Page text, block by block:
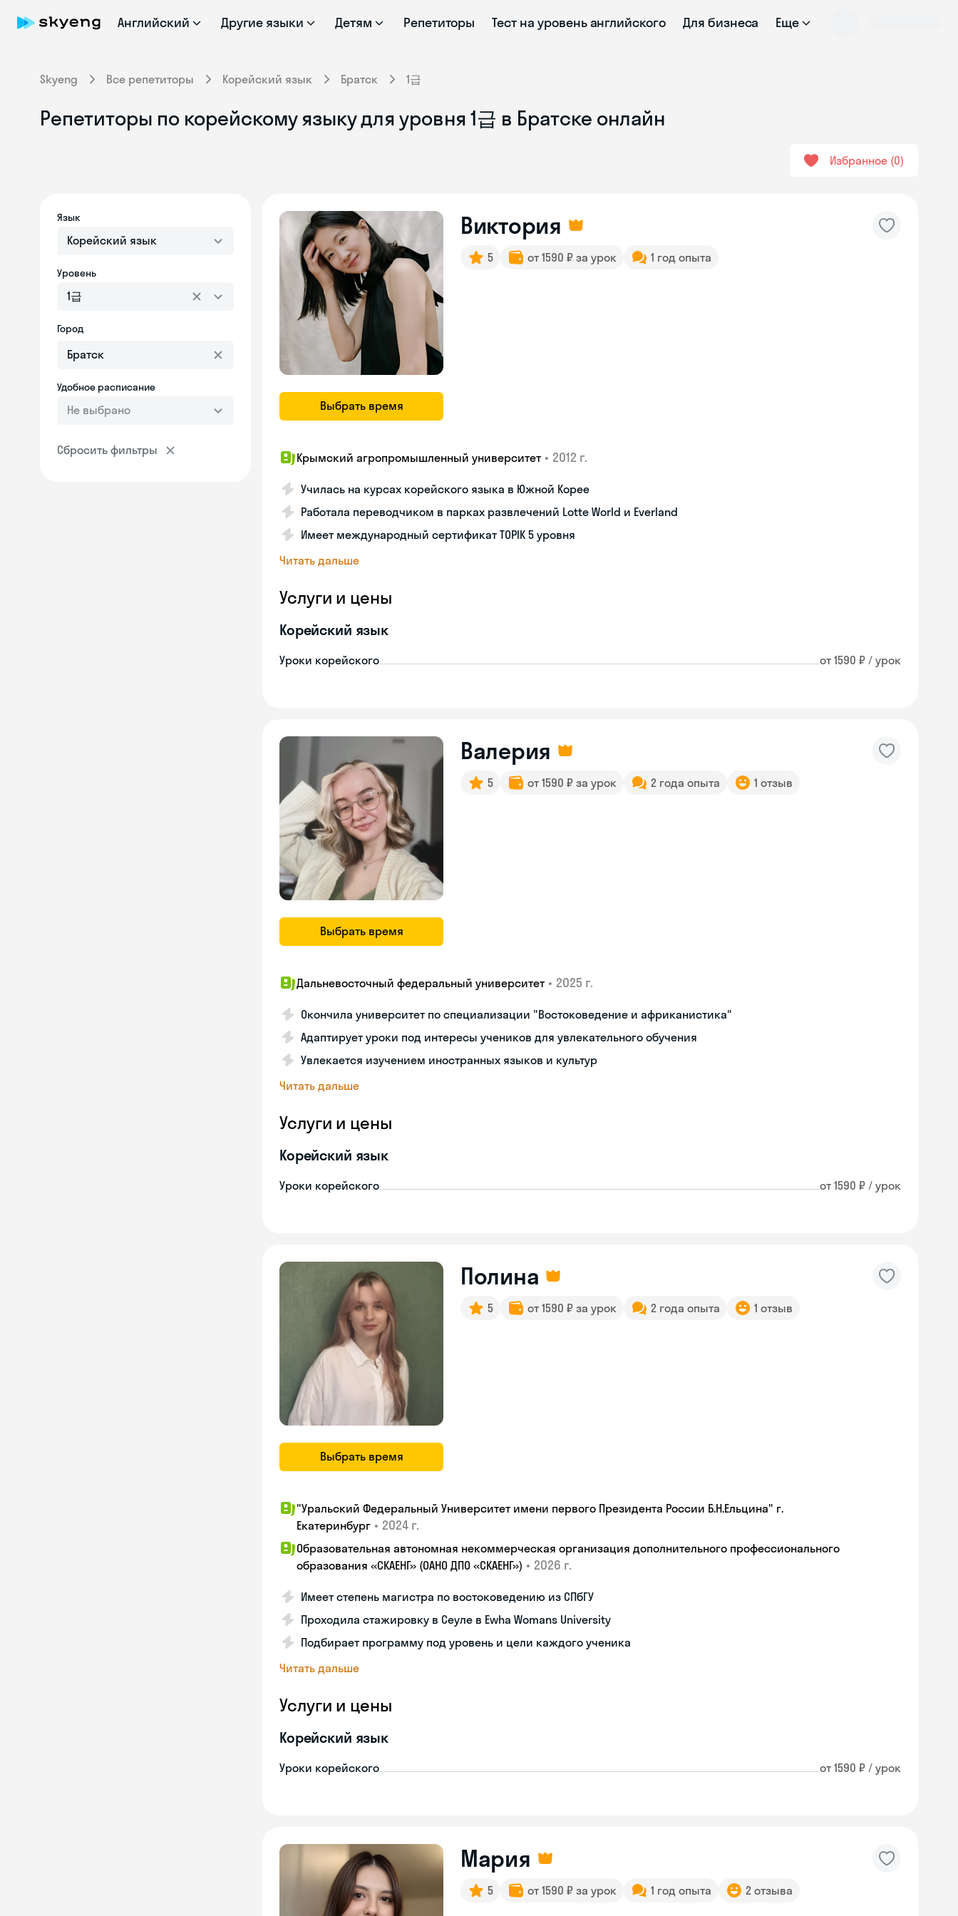
Английский Другие языки Детям Репетиторы Тест на уровень английского Для бизнеса Еще
Skyeng Все репетиторы Корейский язык Братск 1급
Репетиторы по корейскому языку для уровня 1급 в Братске онлайн
Избранное 0
Язык
Корейский язык
Уровень
1급
Город
Удобное расписание
Не выбрано
Сбросить фильтры
Выбрать время
Виктория
5 от 1590 ₽ за урок 1 год опыта
Крымский агропромышленный университет • 2012 г.
Училась на курсах корейского языка в Южной Корее
Работала переводчиком в парках развлечений Lotte World и Everland
Имеет международный сертификат TOPIK 5 уровня
Читать дальше
Услуги и цены
Корейский язык
Уроки корейского от 1590 ₽ / урок
Выбрать время
Валерия
5 от 1590 ₽ за урок 2 года опыта 1 отзыв
Дальневосточный федеральный университет • 2025 г.
Окончила университет по специализации "Востоковедение и африканистика"
Адаптирует уроки под интересы учеников для увлекательного обучения
Увлекается изучением иностранных языков и культур
Читать дальше
Услуги и цены
Корейский язык
Уроки корейского от 1590 ₽ / урок
Выбрать время
Полина
5 от 1590 ₽ за урок 2 года опыта 1 отзыв
"Уральский Федеральный Университет имени первого Президента России Б.Н.Ельцина" г.
Екатеринбург • 2024 г.
Образовательная автономная некоммерческая организация дополнительного профессионального
образования «СКАЕНГ» (ОАНО ДПО «СКАЕНГ») • 2026 г.
Имеет степень магистра по востоковедению из СПбГУ
Проходила стажировку в Сеуле в Ewha Womans University
Подбирает программу под уровень и цели каждого ученика
Читать дальше
Услуги и цены
Корейский язык
Уроки корейского от 1590 ₽ / урок
Мария
5 от 1590 ₽ за урок 1 год опыта 2 отзыва